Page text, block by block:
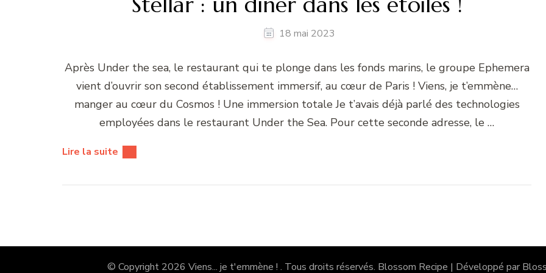
18 mai 2023
Après Under the sea, le restaurant qui te plonge dans les fonds marins, le groupe Ephemera
vient d’ouvrir son second établissement immersif, au cœur de Paris ! Viens, je t’emmène…
manger au cœur du Cosmos ! Une immersion totale Je t’avais déjà parlé des technologies
employées dans le restaurant Under the Sea. Pour cette seconde adresse, le …
Lire la suite
© Copyright 2026 Viens... je t'emmène ! . Tous droits réservés. Blossom Recipe | Développé par